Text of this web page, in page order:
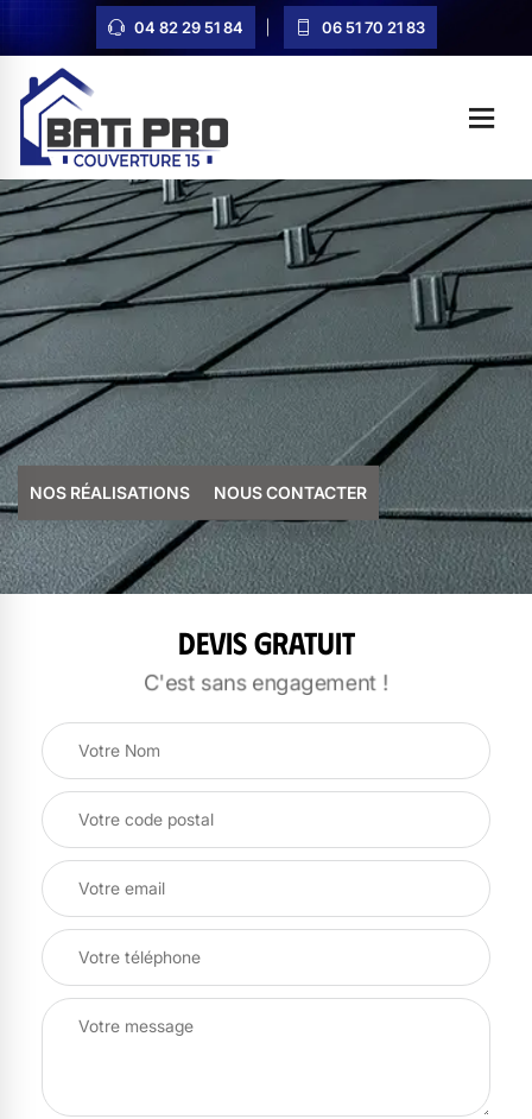
04 82 29 51 84 06 51 70 21 83
NOS RÉALISATIONS NOUS CONTACTER
Devis gratuit
C'est sans engagement !